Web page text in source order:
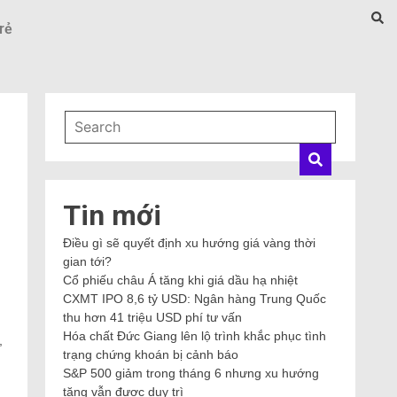
Tin mới
Điều gì sẽ quyết định xu hướng giá vàng thời
gian tới?
Cổ phiếu châu Á tăng khi giá dầu hạ nhiệt
CXMT IPO 8,6 tỷ USD: Ngân hàng Trung Quốc
thu hơn 41 triệu USD phí tư vấn
Hóa chất Đức Giang lên lộ trình khắc phục tình
trạng chứng khoán bị cảnh báo
S&P 500 giảm trong tháng 6 nhưng xu hướng
tăng vẫn được duy trì